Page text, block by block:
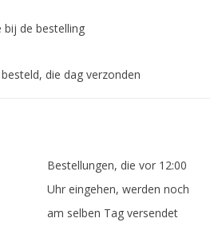
bij de bestelling
die dag verzonden
Bestellungen, die vor 12:00
Uhr eingehen, werden noch
am selben Tag versendet